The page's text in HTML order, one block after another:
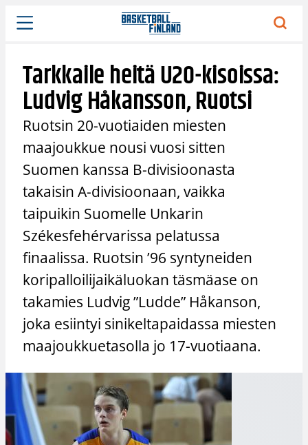
Siirry
sisältöön
Tarkkaile heitä U20-kisoissa:
Ludvig Håkansson, Ruotsi
Ruotsin 20-vuotiaiden miesten
maajoukkue nousi vuosi sitten
Suomen kanssa B-divisioonasta
takaisin A-divisioonaan, vaikka
taipuikin Suomelle Unkarin
Székesfehérvarissa pelatussa
finaalissa. Ruotsin ’96 syntyneiden
koripalloilijaikäluokan täsmäase on
takamies Ludvig ”Ludde” Håkanson,
joka esiintyi sinikeltapaidassa miesten
maajoukkuetasolla jo 17-vuotiaana.